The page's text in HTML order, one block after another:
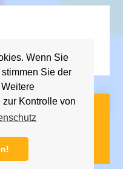
Wenn Sie
Sie der
zur Kontrolle von